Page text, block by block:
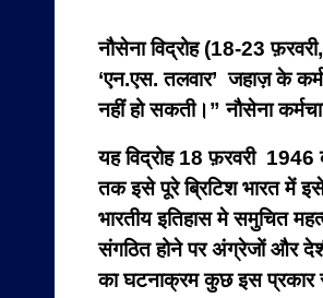
नौसेना विद्रोह (18-23
‘एन.एस. तलवार’ जहाज़ के
नहीं हो सकती।” नौसेना
यह विद्रोह 18 फ़रवरी
तक इसे पूरे ब्रिटिश भारत में
भारतीय इतिहास मे समुचित
संगठित होने पर अंग्रेजों और
का घटनाक्रम कुछ इस प्रकार